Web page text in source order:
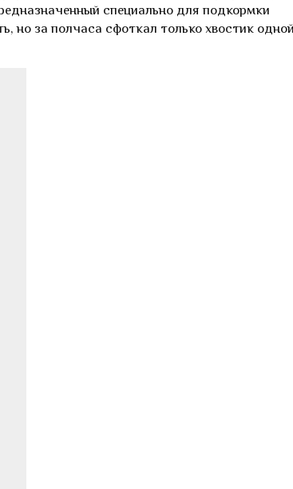
специально для подкормки
но за полчаса сфоткал только хвостик